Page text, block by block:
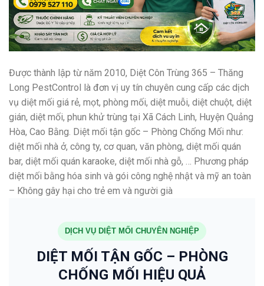
Được thành lập từ năm 2010, Diệt Côn Trùng 365 – Thăng
Long PestControl là đơn vị uy tín chuyên cung cấp các dịch
vụ diệt mối giá rẻ, mọt, phòng mối, diệt muỗi, diệt chuột, diệt
gián, diệt mối, phun khử trùng tại Xã Cách Linh, Huyện Quảng
Hòa, Cao Bằng. Diệt mối tận gốc – Phòng Chống Mối như:
diệt mối nhà ở, công ty, cơ quan, văn phòng, diệt mối quán
bar, diệt mối quán karaoke, diệt mối nhà gỗ, … Phương pháp
diệt mối bằng hóa sinh và gói công nghệ nhật và mỹ an toàn
– Không gây hại cho trẻ em và người già
DỊCH VỤ DIỆT MỐI CHUYÊN NGHIỆP
DIỆT MỐI TẬN GỐC – PHÒNG
CHỐNG MỐI HIỆU QUẢ